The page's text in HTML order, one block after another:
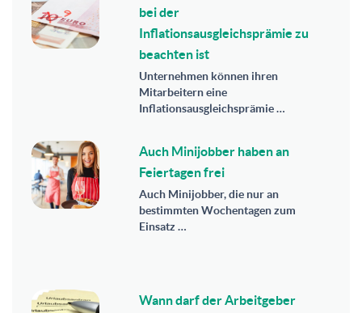
bei der
Inflationsausgleichsprämie zu
beachten ist
Unternehmen können ihren
Mitarbeitern eine
Inflationsausgleichsprämie …
Auch Minijobber haben an
Feiertagen frei
Auch Minijobber, die nur an
bestimmten Wochentagen zum
Einsatz …
Wann darf der Arbeitgeber